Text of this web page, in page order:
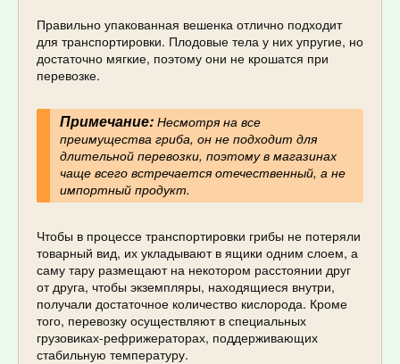
Правильно упакованная вешенка отлично подходит
для транспортировки. Плодовые тела у них упругие, но
достаточно мягкие, поэтому они не крошатся при
перевозке.
Примечание:Несмотря на все
преимущества гриба, он не подходит для
длительной перевозки, поэтому в магазинах
чаще всего встречается отечественный, а не
импортный продукт.
Чтобы в процессе транспортировки грибы не потеряли
товарный вид, их укладывают в ящики одним слоем, а
саму тару размещают на некотором расстоянии друг
от друга, чтобы экземпляры, находящиеся внутри,
получали достаточное количество кислорода. Кроме
того, перевозку осуществляют в специальных
грузовиках-рефрижераторах, поддерживающих
стабильную температуру.